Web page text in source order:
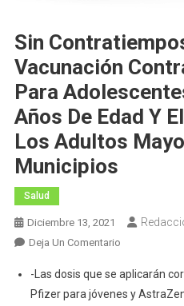
Sin
Vacunación
Para
Años De Edad Y
Los Adultos
Municipios
Salud
Diciembre 13, 2021
Deja Un ComentarioEn
Arrancó
-Las dosis que se aplicarán
Pfizer para jóvenes y